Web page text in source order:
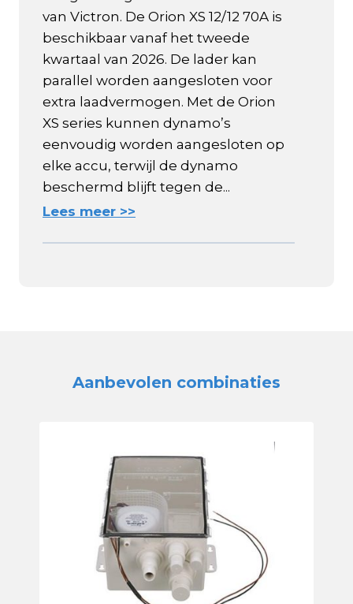
van Victron. De Orion XS 12/12 70A is
beschikbaar vanaf het tweede
kwartaal van 2026. De lader kan
parallel worden aangesloten voor
extra laadvermogen. Met de Orion
XS series kunnen dynamo’s
eenvoudig worden aangesloten op
elke accu, terwijl de dynamo
beschermd blijft tegen de...
Lees meer >>
Aanbevolen combinaties